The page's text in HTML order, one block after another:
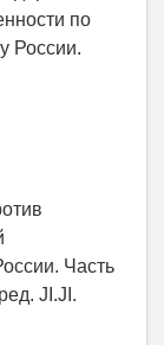
по
России.
Часть
JI.JI.